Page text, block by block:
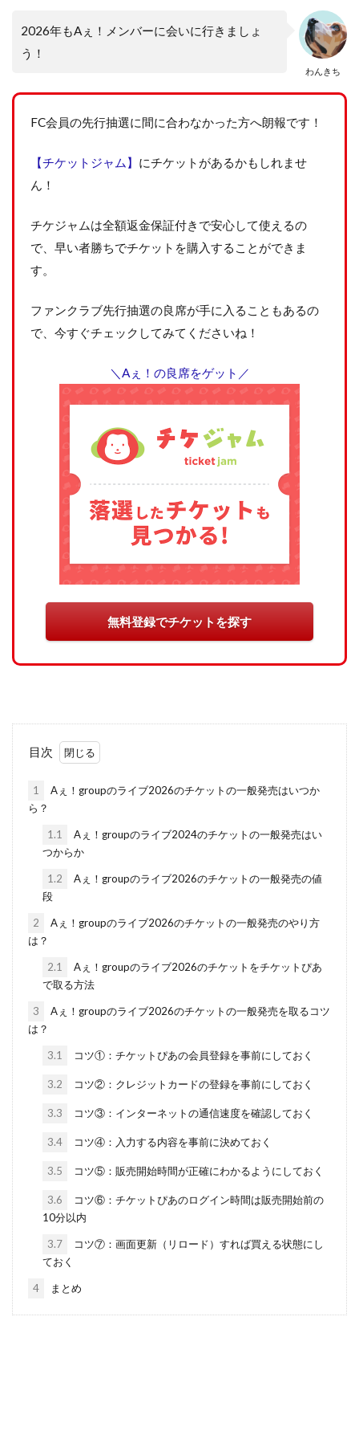
わんきち
2026年もAぇ！メンバーに会いに行きましょ
う！
FC会員の先行抽選に間に合わなかった方へ朗報です！
【チケットジャム】 にチケットがあるかもしれませ
ん！
チケジャムは全額返金保証付きで安心して使えるの
で、早い者勝ちでチケットを購入することができま
す。
ファンクラブ先行抽選の良席が手に入ることもあるの
で、今すぐチェックしてみてくださいね！
＼Aぇ！の良席をゲット／
無料登録でチケットを探す
目次
1
Aぇ！groupのライブ2026のチケットの一般発売はいつか
ら？
1.1
Aぇ！groupのライブ2024のチケットの一般発売はい
つからか
1.2
Aぇ！groupのライブ2026のチケットの一般発売の値
段
2
Aぇ！groupのライブ2026のチケットの一般発売のやり方
は？
2.1
Aぇ！groupのライブ2026のチケットをチケットぴあ
で取る方法
3
Aぇ！groupのライブ2026のチケットの一般発売を取るコツ
は？
3.1 コツ①：チケットぴあの会員登録を事前にしておく
3.2 コツ②：クレジットカードの登録を事前にしておく
3.3 コツ③：インターネットの通信速度を確認しておく
3.4 コツ④：入力する内容を事前に決めておく
3.5 コツ⑤：販売開始時間が正確にわかるようにしておく
3.6
コツ⑥：チケットぴあのログイン時間は販売開始前の
10分以内
3.7
コツ⑦：画面更新（リロード）すれば買える状態にし
ておく
4 まとめ